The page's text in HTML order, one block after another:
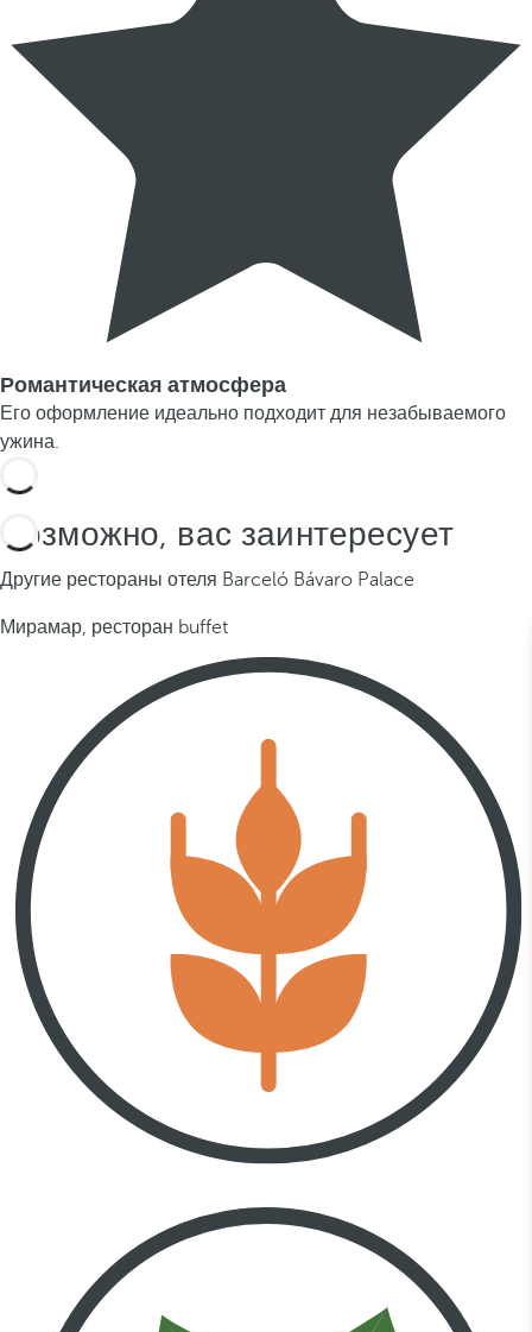
Романтическая атмосфера
Его оформление идеально подходит для незабываемого
ужина.
Возможно, вас заинтересует
Другие рестораны отеля Barceló Bávaro Palace
Мирамар, ресторан buffet